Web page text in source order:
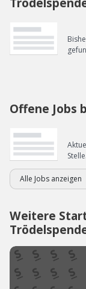
Offene Jobs
Stelle.
Alle Jobs anzeigen
Weitere